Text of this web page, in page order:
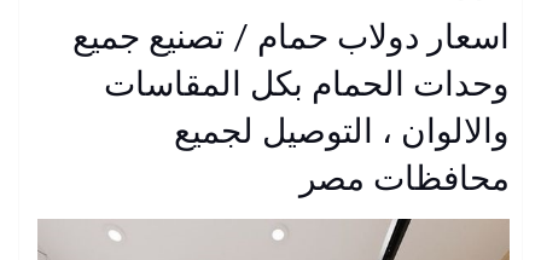
اسعار دولاب حمام / تصنيع جميع
وحدات الحمام بكل المقاسات
والالوان ، التوصيل لجميع
محافظات مصر